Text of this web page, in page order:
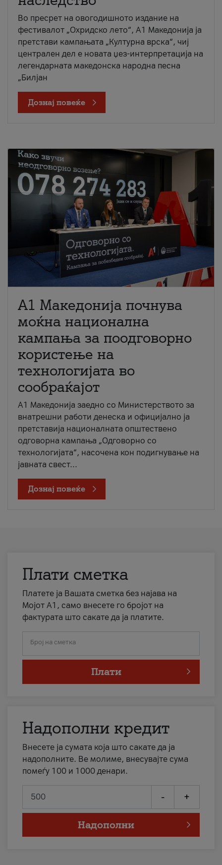
Во пресрет на овогодишното издание на
фестивалот „Охридско лето“, А1 Македонија ја
претстави кампањата „Културна врска“, чиј
централен дел е новата џез-интерпретација на
легендарната македонска народна песна
„Билјан
Дознај повеќе
A1 Македонија почнува
моќна национална
кампања за поодговорно
користење на
технологијата во
сообраќајот
A1 Македонија заедно со Министерството за
внатрешни работи денеска и официјално ја
претставија националната општествено
одговорна кампања „Одговорно со
технологијата“, насочена кон подигнување на
јавната свест...
Дознај повеќе
Плати сметка
Платете ја Вашата сметка без најава на
Мојот А1, само внесете го бројот на
фактурата што сакате да ја платите.
Број на сметка
Плати
Надополни кредит
Внесете ја сумата која што сакате да ја
надополните. Ве молиме, внесувајте сума
помеѓу 100 и 1000 денари.
- +
Надополни